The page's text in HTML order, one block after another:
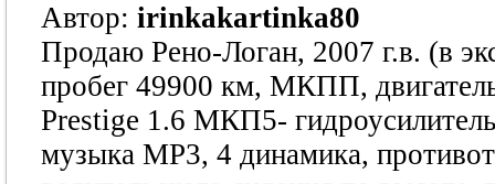
Автор: irinkakartinka80
Продаю Рено-Логан, 2007 г.в. (в
пробег 49900 км, МКПП,
Prestige 1.6 МКП5-
музыка МР3, 4 динамика,